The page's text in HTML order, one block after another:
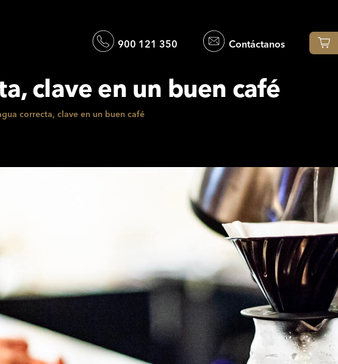
900 121 350 Contáctanos
clave en un buen café
correcta, clave en un buen café